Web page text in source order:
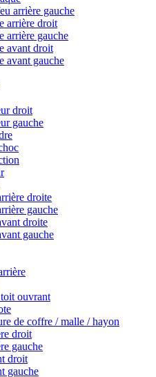
arrière gauche
arrière droit
arrière gauche
avant droit
avant gauche
droit
gauche
droite
gauche
droite
gauche
ouvrant
de coffre / malle / hayon
droit
gauche
droit
gauche